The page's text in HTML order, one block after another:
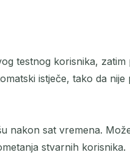
testnog korisnika,
istječe, tako da
nakon sat vremena.
stvarnih korisnika.